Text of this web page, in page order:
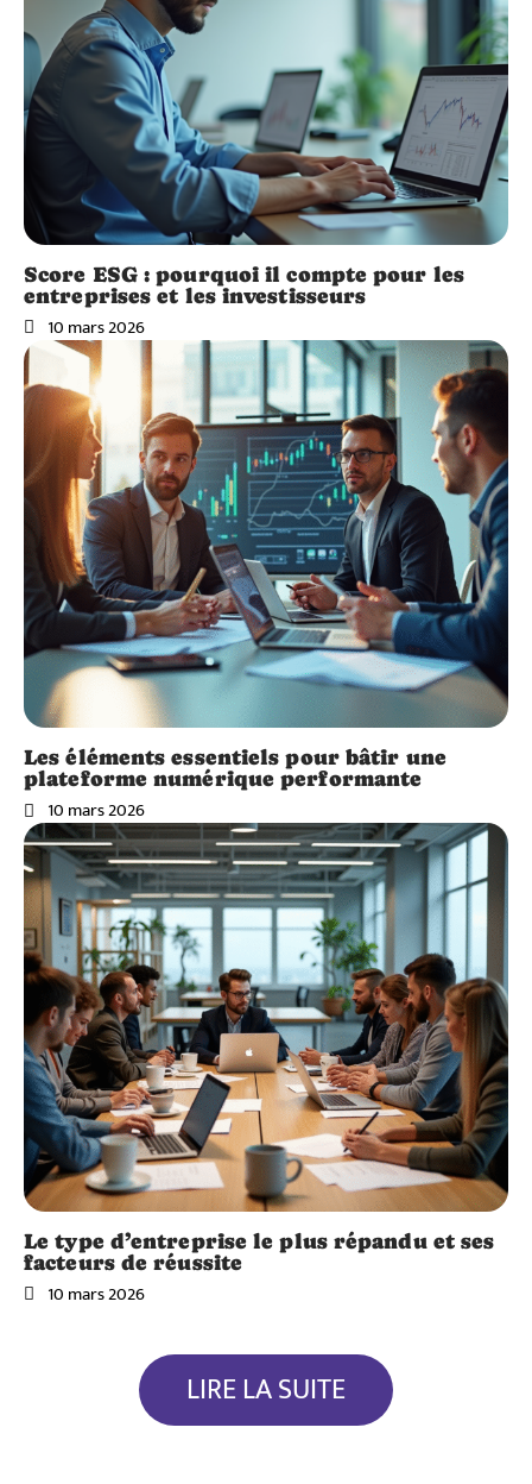
Score ESG : pourquoi il compte pour les
entreprises et les investisseurs
10 mars 2026
Les éléments essentiels pour bâtir une
plateforme numérique performante
10 mars 2026
Le type d’entreprise le plus répandu et ses
facteurs de réussite
10 mars 2026
LIRE LA SUITE